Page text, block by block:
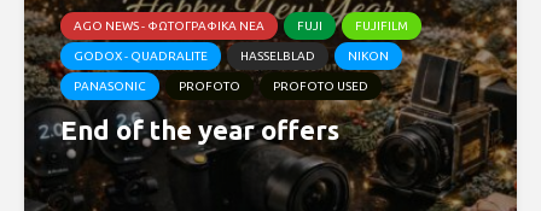
AGO NEWS - ΦΩΤΟΓΡΑΦΙΚΆ ΝΈΑ FUJI FUJIFILM
GODOX - QUADRALITE HASSELBLAD NIKON
PANASONIC PROFOTO PROFOTO USED
End of the year offers